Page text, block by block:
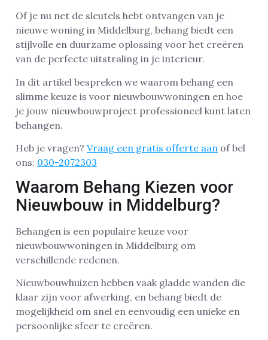
Of je nu net de sleutels hebt ontvangen van je
nieuwe woning in Middelburg, behang biedt een
stijlvolle en duurzame oplossing voor het creëren
van de perfecte uitstraling in je interieur.
In dit artikel bespreken we waarom behang een
slimme keuze is voor nieuwbouwwoningen en hoe
je jouw nieuwbouwproject professioneel kunt laten
behangen.
Heb je vragen? Vraag een gratis offerte aan of bel
ons: 030-2072303
Waarom Behang Kiezen voor
Nieuwbouw in Middelburg?
Behangen is een populaire keuze voor
nieuwbouwwoningen in Middelburg om
verschillende redenen.
Nieuwbouwhuizen hebben vaak gladde wanden die
klaar zijn voor afwerking, en behang biedt de
mogelijkheid om snel en eenvoudig een unieke en
persoonlijke sfeer te creëren.